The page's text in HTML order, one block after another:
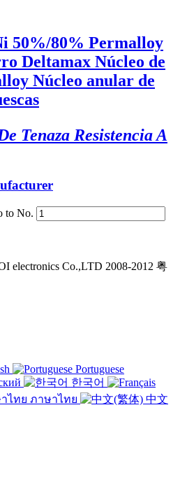
50%/80% Permalloy
Deltamax Núcleo de
Núcleo anular de
Tenaza Resistencia A
to No.
electronics Co.,LTD 2008-2012 粤
Portuguese
한국어
ภาษาไทย
中文